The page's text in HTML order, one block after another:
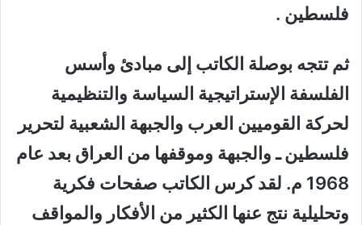
فلسطين .
ثم تتجه بوصلة الكاتب إلى مبادئ وأسس
الفلسفة الإستراتيجية السياسة والتنظيمية
لحركة القوميين العرب والجبهة الشعبية لتحرير
فلسطين ـ والجبهة وموقفها من العراق بعد عام
1968 م. لقد كرس الكاتب صفحات فكرية
وتحليلية نتج عنها الكثير من الأفكار والمواقف